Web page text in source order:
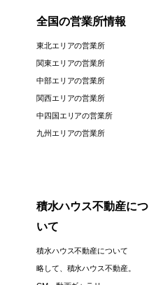
全国の営業所情報
東北エリアの営業所
関東エリアの営業所
中部エリアの営業所
関西エリアの営業所
中四国エリアの営業所
九州エリアの営業所
積水ハウス不動産につ
いて
積水ハウス不動産について
略して、積水ハウス不動産。